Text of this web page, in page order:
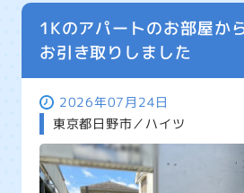
1Kのアパートのお部屋か
お引き取りしました
2026年07月24日
東京都日野市／ハイツ